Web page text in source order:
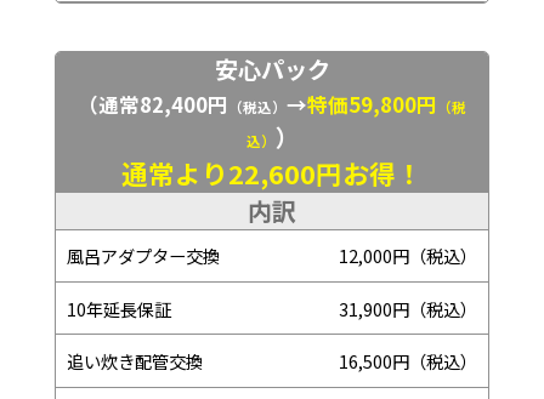
安心パック
（通常82,400円 （税込） →特価59,800円
（税
込） ）
通常より22,600円お得！
内訳
風呂アダプター交換 12,000円（税込）
10年延長保証 31,900円（税込）
追い炊き配管交換 16,500円（税込）